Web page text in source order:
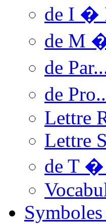
de I �
de M
de
de
Lettre
Lettre S
de T